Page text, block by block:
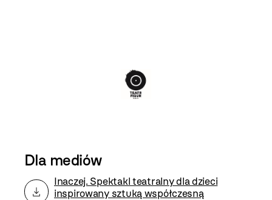
Dla mediów
Inaczej. Spektakl teatralny dla dzieci
inspirowany sztuką współczesną